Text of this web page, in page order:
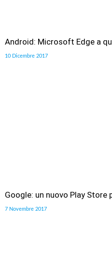
Android: Microsoft Edge a
10 Dicembre 2017
Google: un nuovo Play
7 Novembre 2017